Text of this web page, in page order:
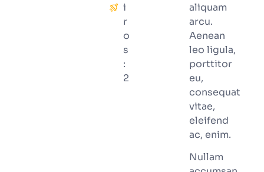
i
r
o
s
:
2
aliquam
arcu.
Aenean
leo ligula,
porttitor
eu,
consequat
vitae,
eleifend
ac, enim.
Nullam